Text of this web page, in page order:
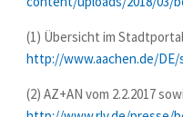
(1) Übersicht im
http://www.aachen.de/
(2) AZ+AN vom 2.2.2017